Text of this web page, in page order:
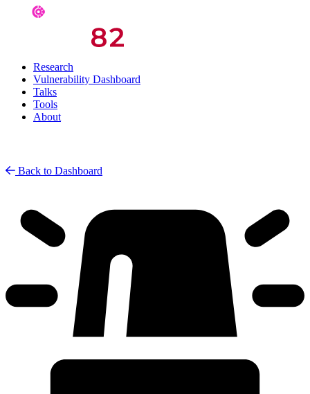
Research
Vulnerability Dashboard
Talks
Tools
About
Back to Dashboard